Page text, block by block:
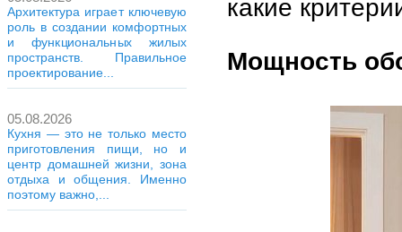
Архитектура играет ключевую
роль в создании комфортных
и функциональных жилых
пространств. Правильное
проектирование...
05.08.2026
Кухня — это не только место
приготовления пищи, но и
центр домашней жизни, зона
отдыха и общения. Именно
поэтому важно,...
какие
Мощность